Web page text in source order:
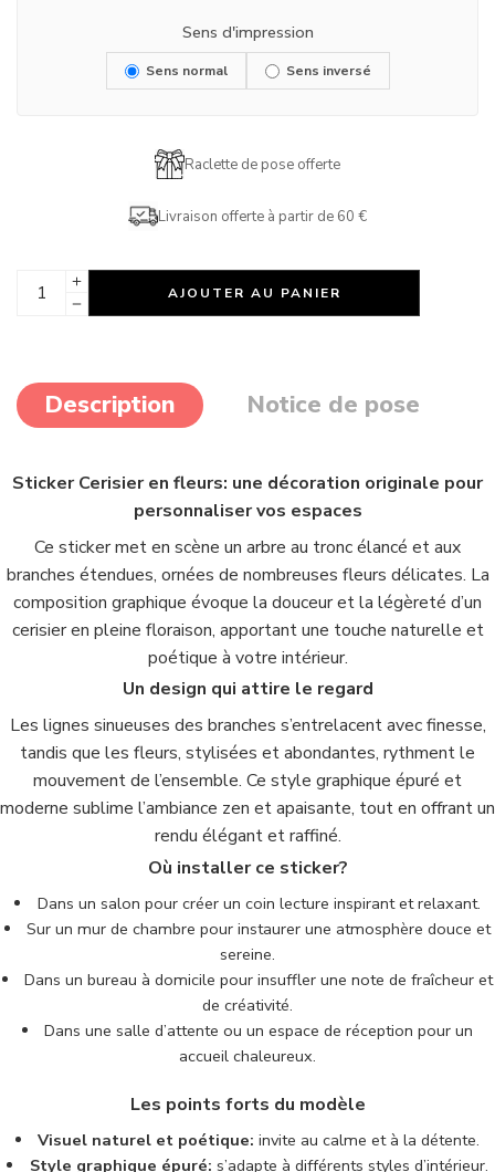
Sens d'impression
Sens normal Sens inversé
Raclette de pose offerte
Livraison offerte à partir de 60 €
AJOUTER AU PANIER
Description Notice de pose
Sticker Cerisier en fleurs: une décoration originale pour
personnaliser vos espaces
Ce sticker met en scène un arbre au tronc élancé et aux
branches étendues, ornées de nombreuses fleurs délicates. La
composition graphique évoque la douceur et la légèreté d’un
cerisier en pleine floraison, apportant une touche naturelle et
poétique à votre intérieur.
Un design qui attire le regard
Les lignes sinueuses des branches s’entrelacent avec finesse,
tandis que les fleurs, stylisées et abondantes, rythment le
mouvement de l’ensemble. Ce style graphique épuré et
moderne sublime l’ambiance zen et apaisante, tout en offrant un
rendu élégant et raffiné.
Où installer ce sticker?
Dans un salon pour créer un coin lecture inspirant et relaxant.
Sur un mur de chambre pour instaurer une atmosphère douce et
sereine.
Dans un bureau à domicile pour insuffler une note de fraîcheur et
de créativité.
Dans une salle d’attente ou un espace de réception pour un
accueil chaleureux.
Les points forts du modèle
Visuel naturel et poétique: invite au calme et à la détente.
Style graphique épuré: s’adapte à différents styles d’intérieur.